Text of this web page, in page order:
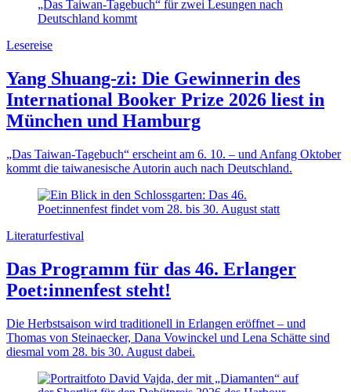
Lesereise
Yang Shuang-zi: Die Gewinnerin des
International Booker Prize 2026 liest in
München und Hamburg
„Das Taiwan-Tagebuch“ erscheint am 6. 10. – und Anfang Oktober
kommt die taiwanesische Autorin auch nach Deutschland.
Literaturfestival
Das Programm für das 46. Erlanger
Poet:innenfest steht!
Die Herbstsaison wird traditionell in Erlangen eröffnet – und
Thomas von Steinaecker, Dana Vowinckel und Lena Schätte sind
diesmal vom 28. bis 30. August dabei.